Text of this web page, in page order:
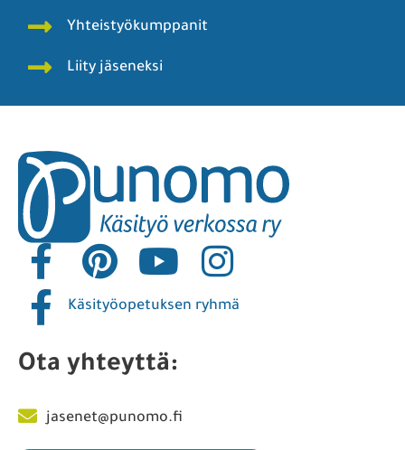
Yhteistyökumppanit
Liity jäseneksi
Käsityöopetuksen ryhmä
Ota yhteyttä:
jasenet@punomo.fi